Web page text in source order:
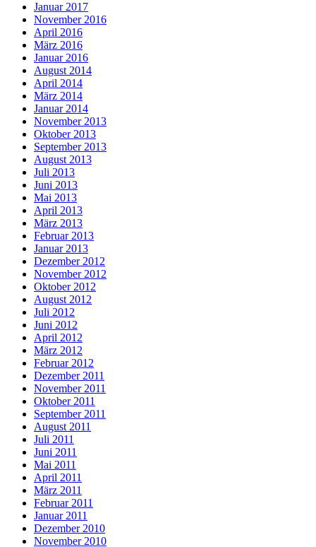
Januar 2017
November 2016
April 2016
März 2016
Januar 2016
August 2014
April 2014
März 2014
Januar 2014
November 2013
Oktober 2013
September 2013
August 2013
Juli 2013
Juni 2013
Mai 2013
April 2013
März 2013
Februar 2013
Januar 2013
Dezember 2012
November 2012
Oktober 2012
August 2012
Juli 2012
Juni 2012
April 2012
März 2012
Februar 2012
Dezember 2011
November 2011
Oktober 2011
September 2011
August 2011
Juli 2011
Juni 2011
Mai 2011
April 2011
März 2011
Februar 2011
Januar 2011
Dezember 2010
November 2010